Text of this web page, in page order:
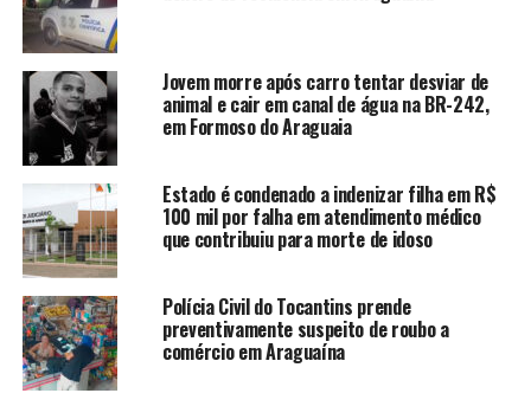
Jovem morre após carro tentar desviar de
animal e cair em canal de água na BR-242,
em Formoso do Araguaia
Estado é condenado a indenizar filha em R$
100 mil por falha em atendimento médico
que contribuiu para morte de idoso
Polícia Civil do Tocantins prende
preventivamente suspeito de roubo a
comércio em Araguaína